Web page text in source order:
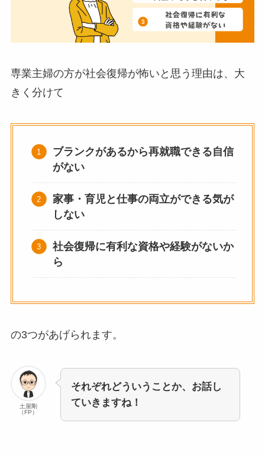
専業主婦の方が社会復帰が怖いと思う理由は、大
きく分けて
ブランクがあるから再就職できる自信
がない
家事・育児と仕事の両立ができる気が
しない
社会復帰に有利な資格や経験がないか
ら
の3つがあげられます。
土屋剛
（FP）
それぞれどういうことか、お話し
ていきますね！